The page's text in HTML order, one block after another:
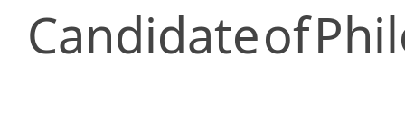
Candidateof